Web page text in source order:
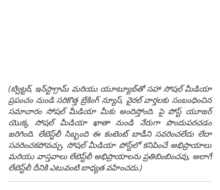
(ట్విట్టర్, ఇన్‌స్టాగ్రామ్ మరియు యూట్యూబ్‌తో సహా సోషల్ మీడియా
ప్రపంచం నుండి సరికొత్త బ్రేకింగ్ న్యూస్, వైరల్ వార్తలకు సంబంధించిన
సమాచారం సోషల్ మీడియా మీకు అందిస్తోంది. పై పోస్ట్ యూజర్
యొక్క సోషల్ మీడియా ఖాతా నుండి నేరుగా పొందుపరచడం
జరిగింది. లేటెస్ట్‌లీ సిబ్బంది ఈ కంటెంట్ బాడీని సవరించలేదు లేదా
సవరించకపోవచ్చు. సోషల్ మీడియా పోస్ట్‌లో కనిపించే అభిప్రాయాలు
మరియు వాస్తవాలు లేటెస్ట్‌లీ అభిప్రాయాలను ప్రతిబింబించవు, అలాగే
లేటెస్ట్‌లీ దీనికి ఎటువంటి బాధ్యత వహించదు.)